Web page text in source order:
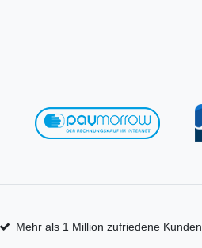
Mehr als 1 Million zufriedene Kunden